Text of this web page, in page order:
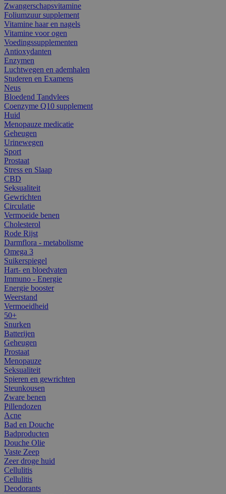
Zwangerschapsvitamine
Foliumzuur supplement
Vitamine haar en nagels
Vitamine voor ogen
Voedingssupplementen
Antioxydanten
Enzymen
Luchtwegen en ademhalen
Studeren en Examens
Neus
Bloedend Tandvlees
Coenzyme Q10 supplement
Huid
Menopauze medicatie
Geheugen
Urinewegen
Sport
Prostaat
Stress en Slaap
CBD
Seksualiteit
Gewrichten
Circulatie
Vermoeide benen
Cholesterol
Rode Rijst
Darmflora - metabolisme
Omega 3
Suikerspiegel
Hart- en bloedvaten
Immuno - Energie
Energie booster
Weerstand
Vermoeidheid
50+
Snurken
Batterijen
Geheugen
Prostaat
Menopauze
Seksualiteit
Spieren en gewrichten
Steunkousen
Zware benen
Pillendozen
Acne
Bad en Douche
Badproducten
Douche Olie
Vaste Zeep
Zeer droge huid
Cellulitis
Cellulitis
Deodorants